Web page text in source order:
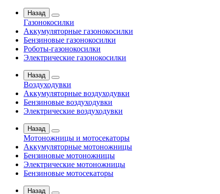
Назад
Газонокосилки
Аккумуляторные газонокосилки
Бензиновые газонокосилки
Роботы-газонокосилки
Электрические газонокосилки
Назад
Воздуходувки
Аккумуляторные воздуходувки
Бензиновые воздуходувки
Электрические воздуходувки
Назад
Мотоножницы и мотосекаторы
Аккумуляторные мотоножницы
Бензиновые мотоножницы
Электрические мотоножницы
Бензиновые мотосекаторы
Назад